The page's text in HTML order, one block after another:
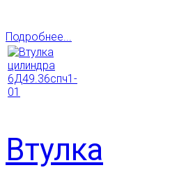
Подробнее...
Втулка